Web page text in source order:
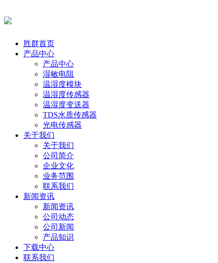
胜群首页
产品中心
产品中心
湿敏电阻
温湿度模块
温湿度传感器
温湿度变送器
TDS水质传感器
光电传感器
关于我们
关于我们
公司简介
企业文化
业务范围
联系我们
新闻资讯
新闻资讯
公司动态
公司新闻
产品知识
下载中心
联系我们